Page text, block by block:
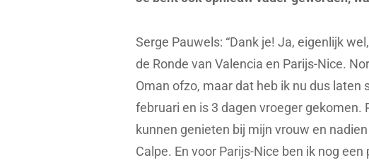
Serge Pauwels: “Dank je! Ja, eigenlijk
de Ronde van Valencia en Parijs-Nice.
Oman ofzo, maar dat heb ik nu dus
februari en is 3 dagen vroeger gekomen.
kunnen genieten bij mijn vrouw en
Calpe. En voor Parijs-Nice ben ik nog